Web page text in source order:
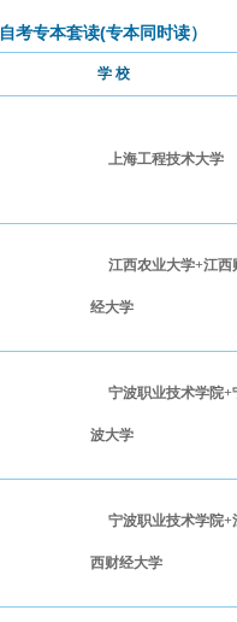
自考专本套读(专本同时读）
学 校
上海工程技术大学
江西农业大学+江西
经大学
宁波职业技术学院+
波大学
宁波职业技术学院+
西财经大学